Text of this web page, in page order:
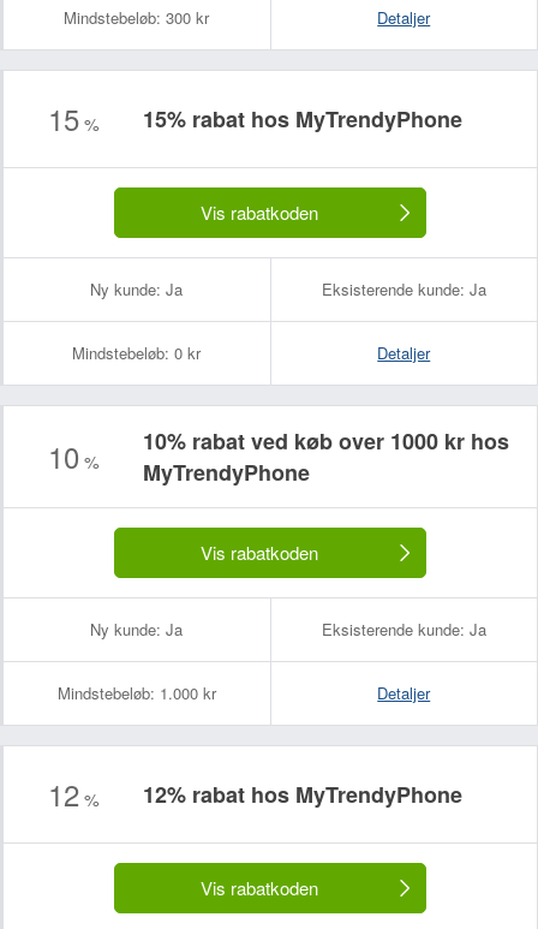
Mindstebeløb: 300 kr Detaljer
15 % 15% rabat hos MyTrendyPhone
Vis rabatkoden
Ny kunde: Ja Eksisterende kunde: Ja
Mindstebeløb: 0 kr Detaljer
10 %
10% rabat ved køb over 1000 kr hos
MyTrendyPhone
Vis rabatkoden
Ny kunde: Ja Eksisterende kunde: Ja
Mindstebeløb: 1.000 kr Detaljer
12 % 12% rabat hos MyTrendyPhone
Vis rabatkoden
Din e-mailadresse (bliver ikke offentliggjort):